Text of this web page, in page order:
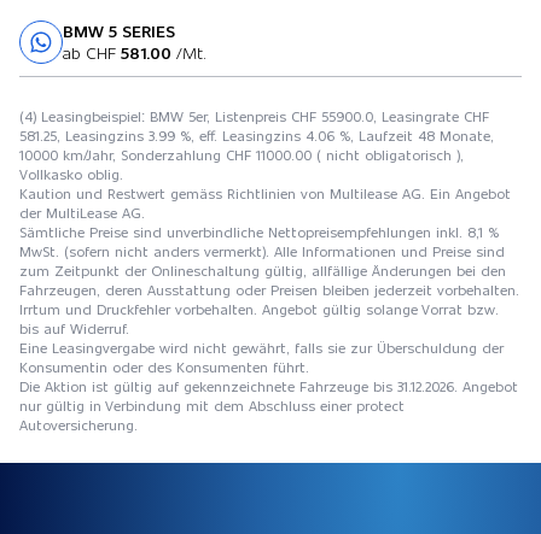
BMW 5 SERIES
ab CHF 581.00 /Mt.
(4) Leasingbeispiel: BMW 5er, Listenpreis CHF 55900.0, Leasingrate CHF
581.25, Leasingzins 3.99 %, eff. Leasingzins 4.06 %, Laufzeit 48 Monate,
10000 km/Jahr, Sonderzahlung CHF 11000.00 ( nicht obligatorisch ),
Vollkasko oblig.
Kaution und Restwert gemäss Richtlinien von Multilease AG. Ein Angebot
der MultiLease AG.
Sämtliche Preise sind unverbindliche Nettopreisempfehlungen inkl. 8,1 %
MwSt. (sofern nicht anders vermerkt). Alle Informationen und Preise sind
zum Zeitpunkt der Onlineschaltung gültig, allfällige Änderungen bei den
Fahrzeugen, deren Ausstattung oder Preisen bleiben jederzeit vorbehalten.
Irrtum und Druckfehler vorbehalten. Angebot gültig solange Vorrat bzw.
bis auf Widerruf.
Eine Leasingvergabe wird nicht gewährt, falls sie zur Überschuldung der
Konsumentin oder des Konsumenten führt.
Die Aktion ist gültig auf gekennzeichnete Fahrzeuge bis 31.12.2026. Angebot
nur gültig in Verbindung mit dem Abschluss einer protect
Autoversicherung.